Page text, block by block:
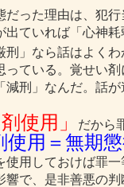
った理由は、犯
出ていれば「心神
刑」なら話はよく
っている。覚せい
減刑」なんだ。話
使用」 だから
使用＝無期
使用しておけば罪
響で、是非善悪の